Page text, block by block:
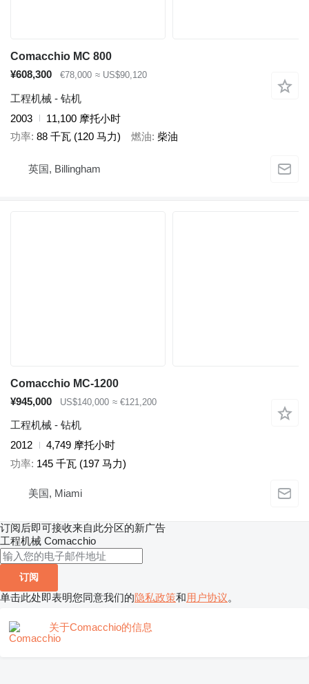
Comacchio MC 800
¥608,300
€78,000 ≈ US$90,120
工程机械 - 钻机
2003
11,100 摩托小时
功率 88 千瓦 (120 马力) 燃油 柴油
英国, Billingham
Comacchio MC-1200
¥945,000
US$140,000 ≈ €121,200
工程机械 - 钻机
2012
4,749 摩托小时
功率 145 千瓦 (197 马力)
美国, Miami
订阅后即可接收来自此分区的新广告
工程机械 Comacchio
订阅
单击此处即表明您同意我们的隐私政策和用户协议。
关于Comacchio的信息